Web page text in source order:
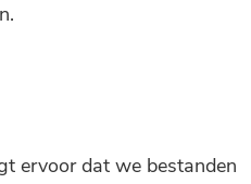
ervoor dat we bestanden